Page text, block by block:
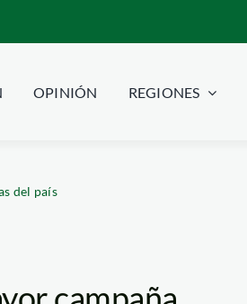
OPINIÓN REGIONES
del país